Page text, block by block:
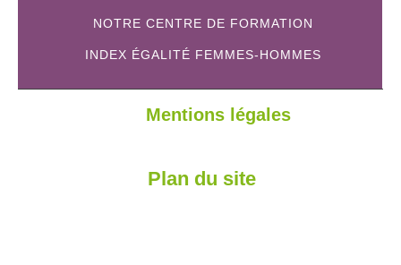
NOTRE CENTRE DE FORMATION
INDEX ÉGALITÉ FEMMES-HOMMES
Mentions légales
Plan du site